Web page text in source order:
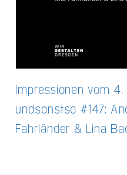
Impressionen vom
undsonstso #147:
Fahrländer & Lina